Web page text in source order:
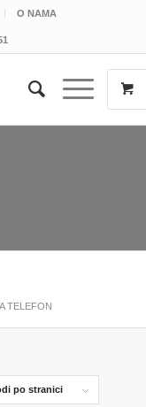
O NAMA
TELEFON
po stranici